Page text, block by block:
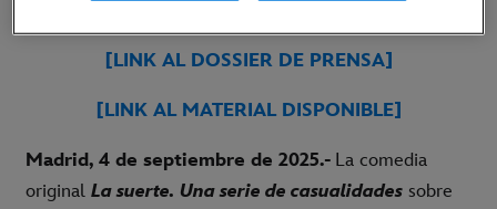
[LINK AL DOSSIER DE PRENSA]
[LINK AL MATERIAL DISPONIBLE]
Madrid, 4 de septiembre de 2025.- La comedia
original La suerte. Una serie de casualidades sobre